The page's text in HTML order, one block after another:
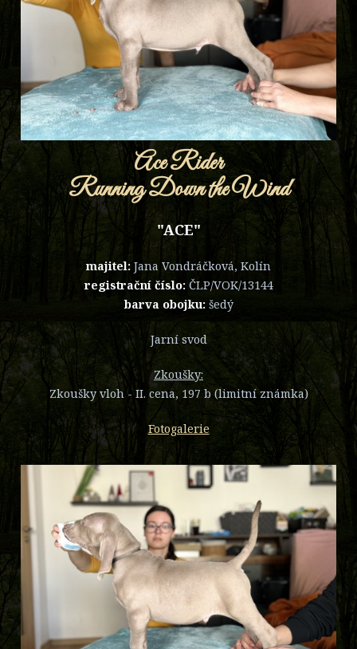
Ace Rider
Running Down the Wind
"ACE"
majitel: Jana Vondráčková, Kolín
registrační číslo: ČLP/VOK/13144
barva obojku: šedý
Jarní svod
Zkoušky:
Zkoušky vloh - II. cena, 197 b (limitní známka)
Fotogalerie